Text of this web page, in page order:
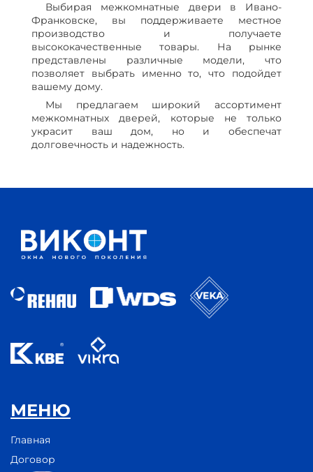
Выбирая межкомнатные двери в Ивано-
Франковске, вы поддерживаете местное
производство и получаете
высококачественные товары. На рынке
представлены различные модели, что
позволяет выбрать именно то, что подойдет
вашему дому.
Мы предлагаем широкий ассортимент
межкомнатных дверей, которые не только
украсит ваш дом, но и обеспечат
долговечность и надежность.
МЕНЮ
Главная
Договор